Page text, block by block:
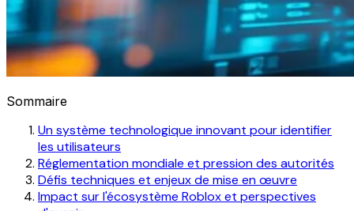
Sommaire
Un système technologique innovant pour identifier
les utilisateurs
Réglementation mondiale et pression des autorités
Défis techniques et enjeux de mise en œuvre
Impact sur l'écosystème Roblox et perspectives